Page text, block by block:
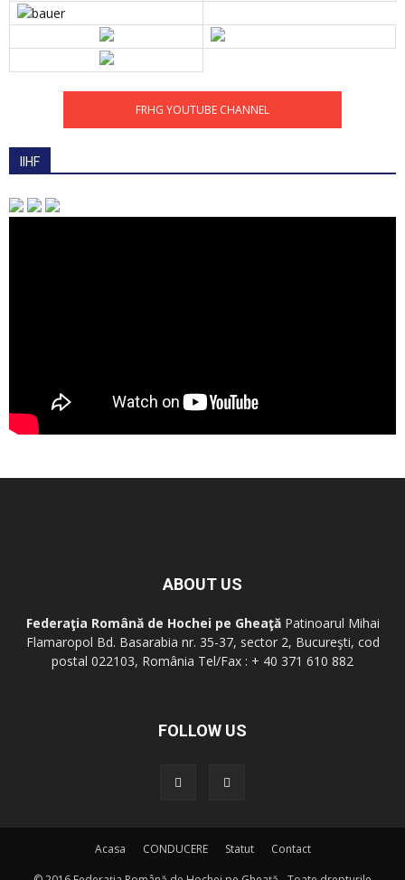
FRHG YOUTUBE CHANNEL
IIHF
ABOUT US
Federaţia Română de Hochei pe GheaţăPatinoarul Mihai
Flamaropol Bd. Basarabia nr. 35-37, sector 2, Bucureşti, cod
postal 022103, România Tel/Fax : + 40 371 610 882
FOLLOW US
Acasa CONDUCERE Statut
Contact